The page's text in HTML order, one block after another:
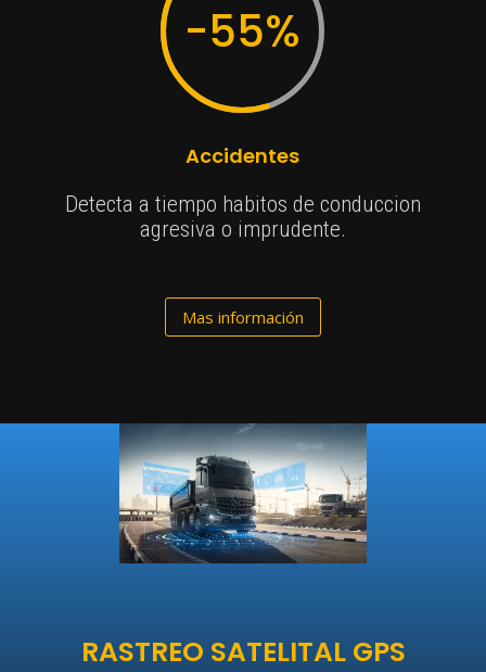
-55%
Accidentes
Detecta a tiempo habitos de conduccion
agresiva o imprudente.
Mas información
RASTREO SATELITAL GPS